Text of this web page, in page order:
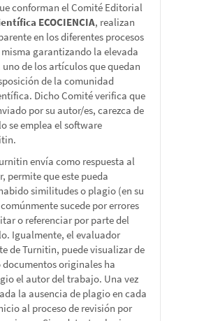
conforman el Comité Editorial
ECOCIENCIA, realizan
en los diferentes procesos
garantizando la elevada
de los artículos que quedan
de la comunidad
Dicho Comité verifica que
por su autor/es, carezca de
se emplea el software
envía como respuesta al
permite que este pueda
similitudes o plagio (en su
sucede por errores
o referenciar por parte del
Igualmente, el evaluador
de Turnitin, puede visualizar de
documentos originales ha
el autor del trabajo. Una vez
la ausencia de plagio en cada
al proceso de revisión por